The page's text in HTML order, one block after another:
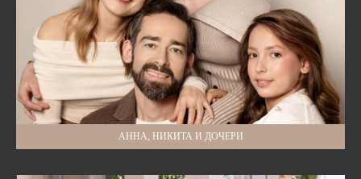
АННА, НИКИТА И ДОЧЕРИ